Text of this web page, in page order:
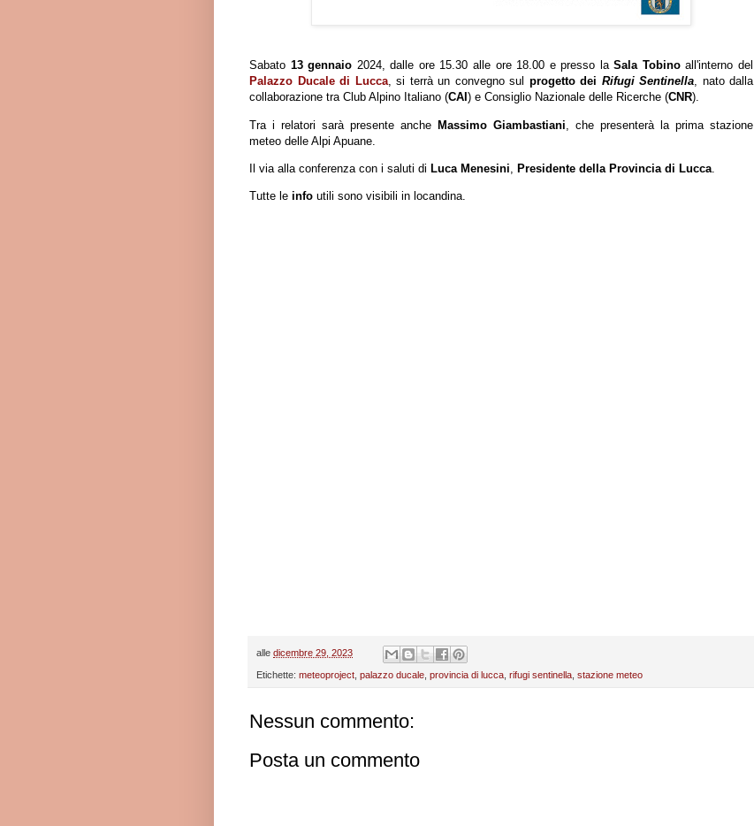
Sabato 13 gennaio 2024, dalle ore 15.30 alle ore 18.00 e presso laSala Tobinoall'interno del
Palazzo Ducale di Lucca, si terrà un convegno sul progetto dei Rifugi Sentinella, nato dalla
collaborazione tra Club Alpino Italiano (CAI ) e Consiglio Nazionale delle Ricerche (CNR).
Tra i relatori sarà presente anche Massimo Giambastiani , che presenterà la prima stazione
meteo delle Alpi Apuane.
Il via alla conferenza con i saluti di Luca Menesini Presidente della Provincia di Lucca
Tutte le info utili sono visibili in locandina.
alle dicembre 29, 2023
Etichette: meteoproject palazzo ducale provincia di lucca rifugi sentinella stazione meteo
Nessun commento:
Posta un commento